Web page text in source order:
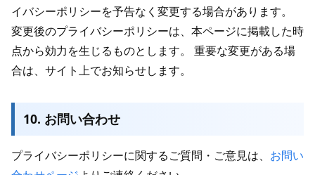
イバシーポリシーを予告なく変更する場合があります。
変更後のプライバシーポリシーは、本ページに掲載した時
点から効力を生じるものとします。 重要な変更がある場
合は、サイト上でお知らせします。
10. お問い合わせ
プライバシーポリシーに関するご質問・ご意見は、 お問い